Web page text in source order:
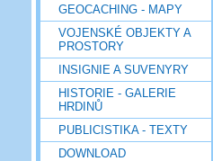
GEOCACHING - MAPY
VOJENSKÉ OBJEKTY A
PROSTORY
INSIGNIE A SUVENYRY
HISTORIE - GALERIE
HRDINŮ
PUBLICISTIKA - TEXTY
DOWNLOAD